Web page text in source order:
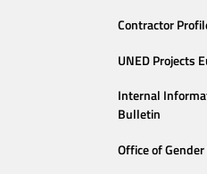
Contractor
UNED Projects
Internal
Bulletin
Office of